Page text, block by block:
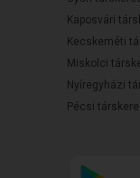
Kaposvári
Kecskeméti
Miskolci
Nyíregyházi
Pécsi